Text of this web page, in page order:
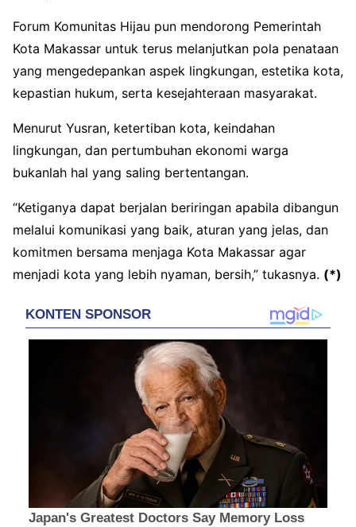
Forum Komunitas Hijau pun mendorong Pemerintah
Kota Makassar untuk terus melanjutkan pola penataan
yang mengedepankan aspek lingkungan, estetika kota,
kepastian hukum, serta kesejahteraan masyarakat.
Menurut Yusran, ketertiban kota, keindahan
lingkungan, dan pertumbuhan ekonomi warga
bukanlah hal yang saling bertentangan.
“Ketiganya dapat berjalan beriringan apabila dibangun
melalui komunikasi yang baik, aturan yang jelas, dan
komitmen bersama menjaga Kota Makassar agar
menjadi kota yang lebih nyaman, bersih,” tukasnya. (*)